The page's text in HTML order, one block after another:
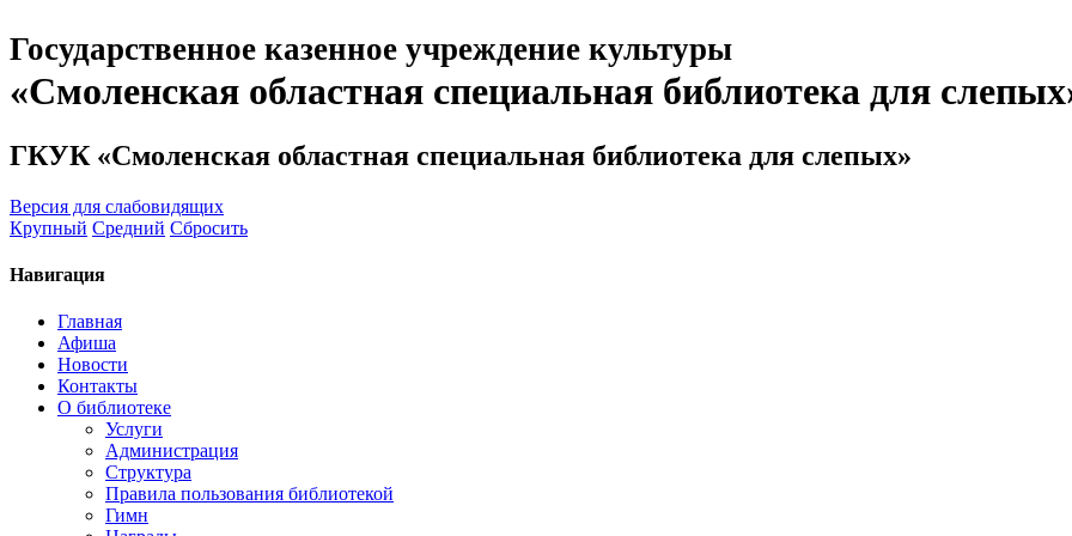
Государственное казенное учреждение культуры
«Смоленская областная специальная библиотека для
ГКУК «Смоленская областная специальная библиотека для слепых»
Версия для слабовидящих
Крупный Средний Сбросить
Навигация
Главная
Афиша
Новости
Контакты
О библиотеке
Услуги
Администрация
Структура
Правила пользования библиотекой
Гимн